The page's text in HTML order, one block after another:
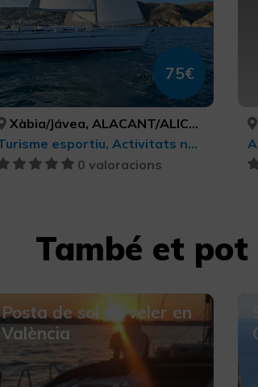
75€
Xàbia/Jávea, ALACANT/ALICANTE
Turisme esportiu, Activitats nàutiques, Turisme actiu-aventura
0 valoracions
També et
Posta de sol en veler en
València